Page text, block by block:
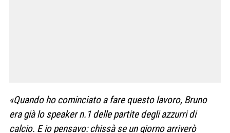
«Quando ho cominciato a fare questo lavoro, Bruno
era giàlo speaker n.1 delle partite degliazzurri di
calcio. E io pensavo:chissà se un giorno arriverò